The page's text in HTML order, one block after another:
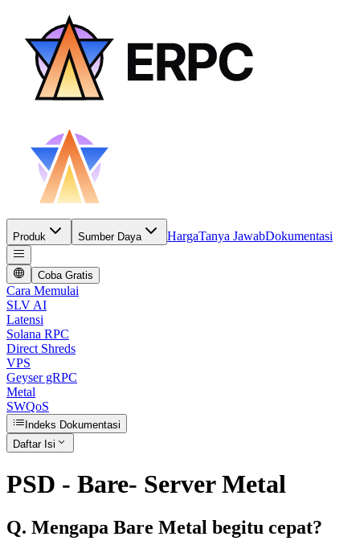
Produk Sumber Daya HargaTanya JawabDokumentasi
Coba Gratis
Cara Memulai
SLV AI
Latensi
Solana RPC
Direct Shreds
VPS
Geyser gRPC
Metal
SWQoS
Indeks Dokumentasi
Daftar Isi
PSD - Bare- Server Metal
Q. Mengapa Bare Metal begitu cepat?